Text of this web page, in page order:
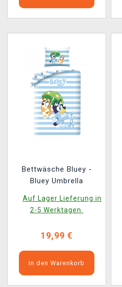
Bettwäsche Bluey -
Bluey Umbrella
Auf Lager Lieferung in
2-5 Werktagen.
19,99 €
In den Warenkorb